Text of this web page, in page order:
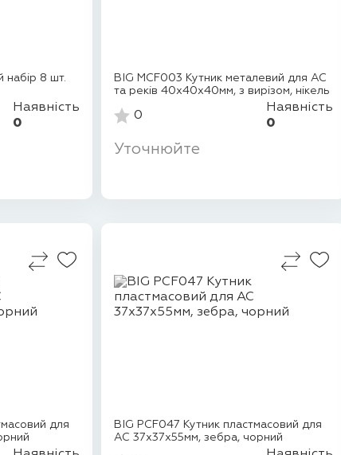
набір 8 шт.
Наявність
0
BIG MCF003 Кутник металевий для АС
та реків 40х40х40мм, з вирізом, нікель
0
Наявність
0
Уточнюйте
для
BIG PCF047 Кутник пластмасовий для
АС 37х37х55мм, зебра, чорний